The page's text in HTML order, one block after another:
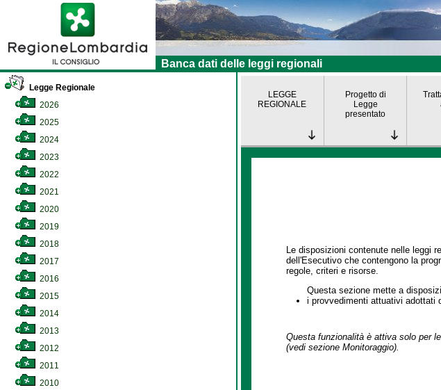
Banca dati delle leggi regionali
Legge Regionale
2026
2025
2024
2023
2022
2021
2020
2019
2018
2017
2016
2015
2014
2013
2012
2011
2010
LEGGE
REGIONALE
Progetto di
Legge
presentato
Le disposizioni contenute nelle leggi
dell'Esecutivo che contengono la
regole, criteri e risorse.
Questa sezione mette a
i provvedimenti attuativi adottati
Questa funzionalità è attiva solo per
(vedi sezione Monitoraggio).